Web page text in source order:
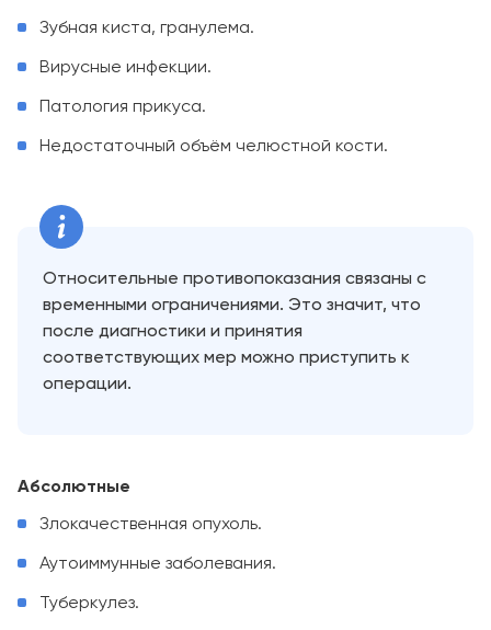
Зубная киста, гранулема.
Вирусные инфекции.
Патология прикуса.
Недостаточный объём челюстной кости.
Относительные противопоказания связаны с
временными ограничениями. Это значит, что
после диагностики и принятия
соответствующих мер можно приступить к
операции.
Абсолютные
Злокачественная опухоль.
Аутоиммунные заболевания.
Туберкулез.